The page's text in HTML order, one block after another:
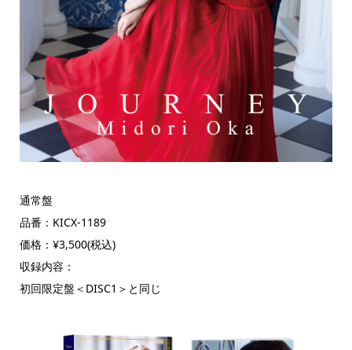
通常盤
品番：KICX-1189
価格：¥3,500(税込)
収録内容：
初回限定盤＜DISC1＞と同じ